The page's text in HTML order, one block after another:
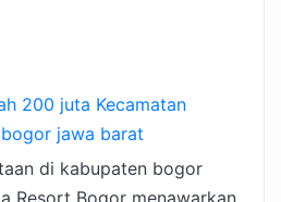
200 juta Kecamatan
jawa barat
di kabupaten bogor
Resort Bogor menawarkan